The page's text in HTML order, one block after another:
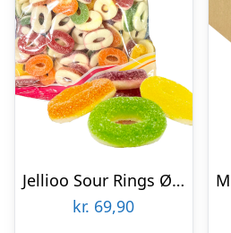
Jellioo Sour Rings Økonomipakke – 1 kg
kr. 69,90